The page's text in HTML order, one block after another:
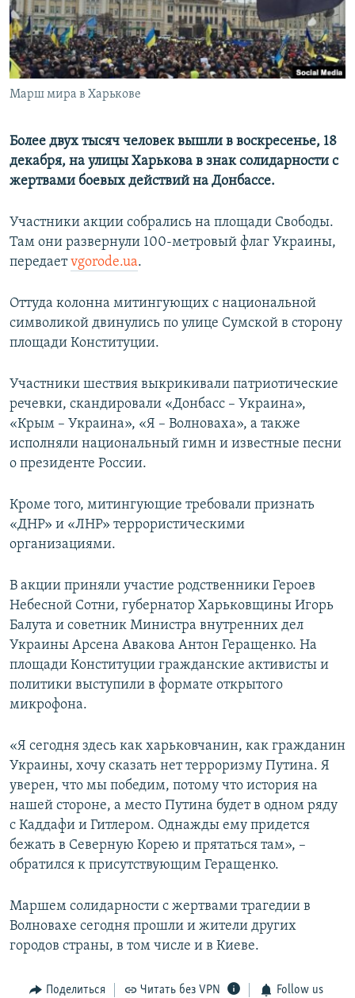
ПОБЕДИТЕЛЕЙ НЕ СУДЯТ?
КРЫМ.НЕПОКОРЕННЫЙ
ELIFBE
УКРАИНСКАЯ ПРОБЛЕМА КРЫМА
ПРИСОЕДИНЯЙТЕСЬ!
Марш мира в Харькове
Более двух тысяч человек вышли в воскресенье, 18
декабря, на улицы Харькова в знак солидарности с
жертвами боевых действий на Донбассе.
Участники акции собрались на площади Свободы.
Там они развернули 100-метровый флаг Украины,
передаетvgorode.ua.
Оттуда колонна митингующих с национальной
символикой двинулись по улице Сумской в сторону
площади Конституции.
Участники шествия выкрикивали патриотические
речевки, скандировали «Донбасс – Украина»,
«Крым – Украина», «Я – Волноваха», а также
исполняли национальный гимн и известные песни
о президенте России.
Кроме того, митингующие требовали признать
«ДНР» и «ЛНР» террористическими
организациями.
В акции приняли участие родственники Героев
Небесной Сотни, губернатор Харьковщины Игорь
Балута и советник Министра внутренних дел
Украины Арсена Авакова Антон Геращенко. На
площади Конституции гражданские активисты и
политики выступили в формате открытого
микрофона.
«Я сегодня здесь как харьковчанин, как гражданин
Украины, хочу сказать нет терроризму Путина. Я
уверен, что мы победим, потому что история на
нашей стороне, а место Путина будет в одном ряду
с Каддафи и Гитлером. Однажды ему придется
бежать в Северную Корею и прятаться там», –
обратился к присутствующим Геращенко.
Маршем солидарности с жертвами трагедии в
Волновахе сегодня прошли и жители других
городов страны, в том числе и в Киеве.
Поделиться Читать без VPN Follow us